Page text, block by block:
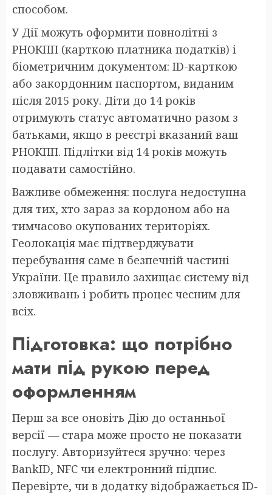
способом.
У Дії можуть оформити повнолітні з
РНОКПП (карткою платника податків) і
біометричним документом: ID-карткою
або закордонним паспортом, виданим
після 2015 року. Діти до 14 років
отримують статус автоматично разом з
батьками, якщо в реєстрі вказаний ваш
РНОКПП. Підлітки від 14 років можуть
подавати самостійно.
Важливе обмеження: послуга недоступна
для тих, хто зараз за кордоном або на
тимчасово окупованих територіях.
Геолокація має підтверджувати
перебування саме в безпечній частині
України. Це правило захищає систему від
зловживань і робить процес чесним для
всіх.
Підготовка: що потрібно
мати під рукою перед
оформленням
Перш за все оновіть Дію до останньої
версії — стара може просто не показати
послугу. Авторизуйтеся зручно: через
BankID, NFC чи електронний підпис.
Перевірте, чи в додатку відображається ID-